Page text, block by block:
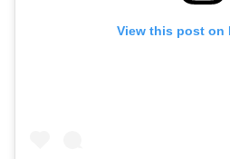
View this post on